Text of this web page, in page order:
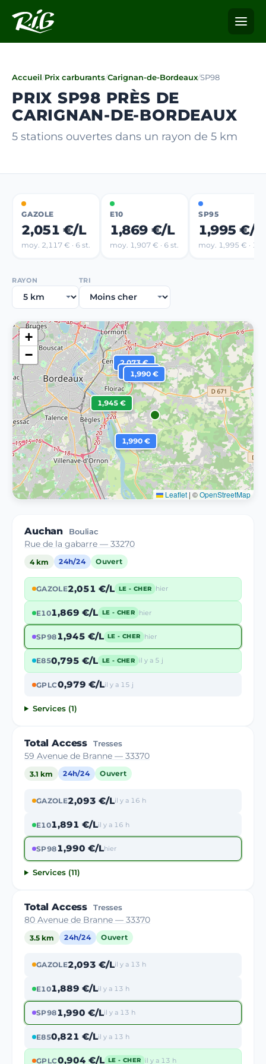
Accueil/Prix carburants/Carignan-de-Bordeaux/SP98
PRIX SP98 PRÈS DE
CARIGNAN-DE-BORDEAUX
5 stations ouvertes dans un rayon de 5 km
GAZOLE
2,051 €/L
moy. 2,117 € · 6 st.
E10
1,869 €/L
moy. 1,907 € · 6 st.
SP95
1,995 €/L
moy. 1,995 € · 1
RAYON TRI
1,945 €
1,990 €
1,990 €
1,990 €
2,073 €
+
−
Leaflet | ©OpenStreetMap
Auchan Bouliac
Rue de la gabarre — 33270
4 km 24h/24 Ouvert
GAZOLE2,051 €/L LE - CHER hier
E101,869 €/L LE - CHER hier
SP981,945 €/L LE - CHER hier
E850,795 €/L LE - CHER il y a 5 j
GPLC0,979 €/Lil y a 15 j
Services (1)
Total Access Tresses
59 Avenue de Branne — 33370
3.1 km 24h/24 Ouvert
GAZOLE2,093 €/Lil y a 16 h
E101,891 €/Lil y a 16 h
SP981,990 €/Lhier
Services (11)
Total Access Tresses
80 Avenue de Branne — 33370
3.5 km 24h/24 Ouvert
GAZOLE2,093 €/Lil y a 13 h
E101,889 €/Lil y a 13 h
SP981,990 €/Lil y a 13 h
E850,821 €/Lil y a 13 h
GPLC0,904 €/L LE - CHER il y a 13 h